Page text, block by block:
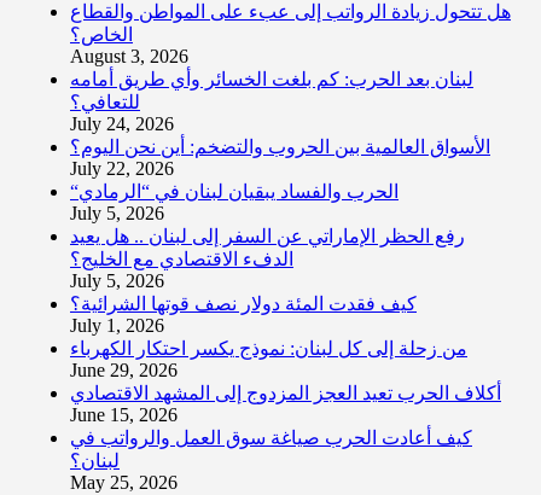
هل تتحول زيادة الرواتب إلى عبء على المواطن والقطاع
الخاص؟
August 3, 2026
لبنان بعد الحرب: كم بلغت الخسائر وأي طريق أمامه
للتعافي؟
July 24, 2026
الأسواق العالمية بين الحروب والتضخم: أين نحن اليوم؟
July 22, 2026
“الحرب والفساد يبقيان لبنان في “الرمادي
July 5, 2026
رفع الحظر الإماراتي عن السفر إلى لبنان .. هل يعيد
الدفء الاقتصادي مع الخليج؟
July 5, 2026
كيف فقدت المئة دولار نصف قوتها الشرائية؟
July 1, 2026
من زحلة إلى كل لبنان: نموذج يكسر احتكار الكهرباء
June 29, 2026
أكلاف الحرب تعيد العجز المزدوج إلى المشهد الاقتصادي
June 15, 2026
كيف أعادت الحرب صياغة سوق العمل والرواتب في
لبنان؟
May 25, 2026